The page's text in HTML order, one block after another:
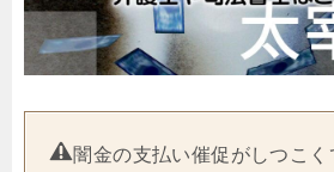
闇金の支払い催促がしつこ